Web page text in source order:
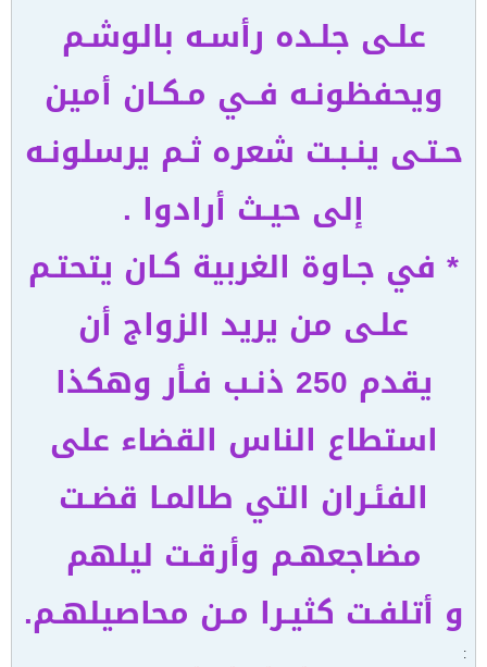
علـى جلـده رأسـه بالوشـم
ويحفظونـه فــي مـكـان أمين
حـتـى ينـبـت شعره ثـم يرسلونـه
إلى حيـث أرادوا .
* في جـاوة الغربية كـان يتحتـم
علـى من يريد الزواج أن
يقدم 250 ذنـب فـأر وهكذا
استطاع الناس القضاء على
الفئـران التي طالمـا قضـت
مضاجعهـم وأرقـت ليلهم
و أتلفـت كثيـرا مـن محاصيلهـم.
: